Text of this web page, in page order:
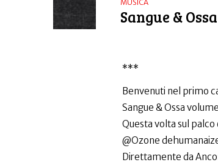
MUSICA
​Sangue &
***
Benvenuti nel primo
Sangue & Ossa
Questa volta sul
@Ozone
Direttamente da